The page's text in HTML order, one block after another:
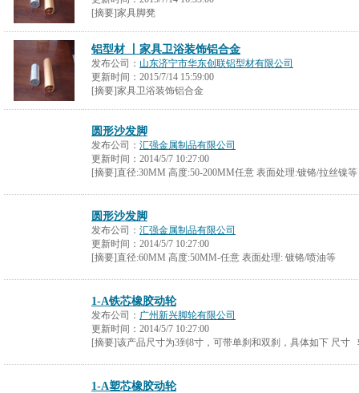
[摘要]家具脚凳
铝型材 丨家具卫浴装饰铝合金
发布公司： 山东济宁市华东创联铝型材有限公司
更新时间： 2015/7/14 15:59:00
[摘要]家具卫浴装饰铝合金
圆形沙发脚
发布公司： 汇强金属制品有限公司
更新时间： 2014/5/7 10:27:00
[摘要]直径:30MM 高度:50-200MM任意 表面处理:镀铬/拉丝镍等
圆形沙发脚
发布公司： 汇强金属制品有限公司
更新时间： 2014/5/7 10:27:00
[摘要]直径:60MM 高度:50MM-任意 表面处理: 镀铬/喷油等
1-A铁芯橡胶动轮
发布公司： 广州新兴脚轮有限公司
更新时间： 2014/5/7 10:27:00
[摘要]该产品尺寸为3到8寸，可带单刹和双刹，具体如下
1-A塑芯橡胶动轮